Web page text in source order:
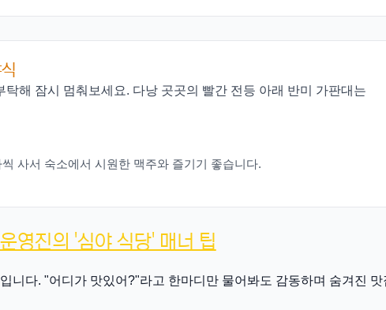
탁해 잠시 멈춰보세요. 다낭 곳곳의 빨간 전등 아래 반미 가판대는
사서 숙소에서 시원한 맥주와 즐기기 좋습니다.
영진의 '심야 식당' 매너 팁
니다. "어디가 맛있어?"라고 한마디만 물어봐도 감동하며 숨겨진 맛